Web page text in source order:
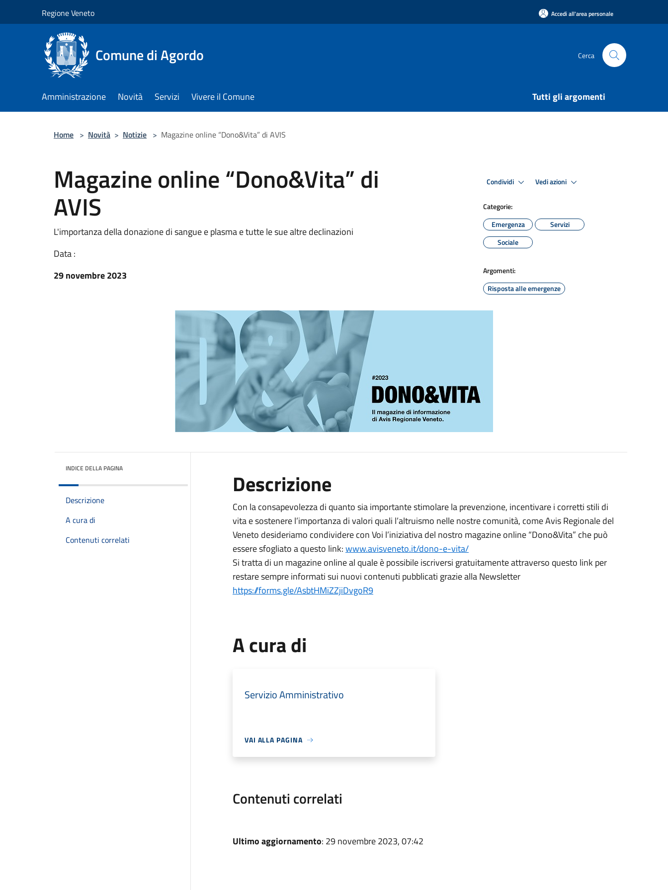
Regione Veneto Accedi all'area personale
Comune di Agordo Cerca
Amministrazione Novità Servizi Vivere il Comune Tutti gli argomenti
Home > Novità > Notizie > Magazine online “Dono&Vita” di AVIS
Magazine online “Dono&Vita” di
AVIS
L'importanza della donazione di sangue e plasma e tutte le sue altre declinazioni
Data :
29 novembre 2023
Condividi Vedi azioni
Categorie:
Emergenza
Servizi
Sociale
Argomenti:
Risposta alle emergenze
INDICE DELLA PAGINA
Descrizione
A cura di
Contenuti correlati
Descrizione
Con la consapevolezza di quanto sia importante stimolare la prevenzione, incentivare i corretti stili di
vita e sostenere l’importanza di valori quali l’altruismo nelle nostre comunità, come Avis Regionale del
Veneto desideriamo condividere con Voi l’iniziativa del nostro magazine online “Dono&Vita” che può
essere sfogliato a questo link:www.avisveneto.it/dono-e-vita/
Si tratta di un magazine online al quale è possibile iscriversi gratuitamente attraverso questo link per
restare sempre informati sui nuovi contenuti pubblicati grazie alla Newsletter
https://forms.gle/AsbtHMiZZjiDvgoR9
A cura di
Servizio Amministrativo
VAI ALLA PAGINA
Contenuti correlati
Ultimo aggiornamento: 29 novembre 2023, 07:42